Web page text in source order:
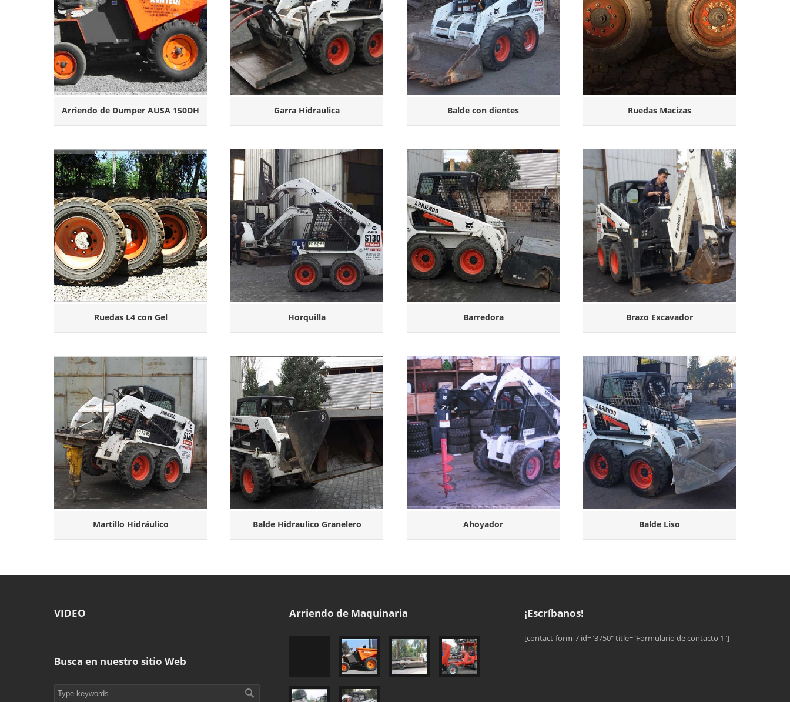
Arriendo de Dumper AUSA 150DH Garra Hidraulica Balde con dientes Ruedas Macizas
Ruedas L4 con Gel Horquilla Barredora Brazo Excavador
Martillo Hidráulico Balde Hidraulico Granelero Ahoyador Balde Liso
VIDEO
Busca en nuestro sitio Web
Arriendo de Maquinaria ¡Escríbanos!
[contact-form-7 id="3750" title="Formulario de contacto 1"]